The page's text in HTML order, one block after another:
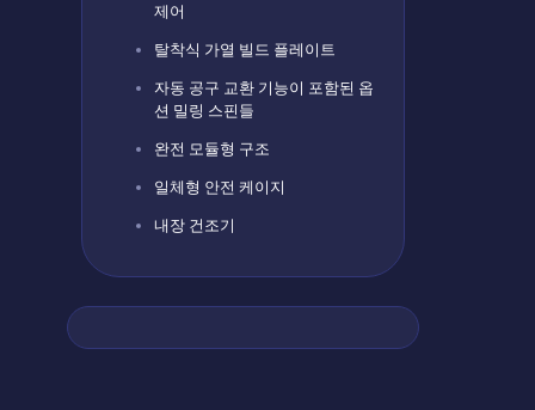
제어
탈착식 가열 빌드 플레이트
자동 공구 교환 기능이 포함된 옵
션 밀링 스핀들
완전 모듈형 구조
일체형 안전 케이지
내장 건조기